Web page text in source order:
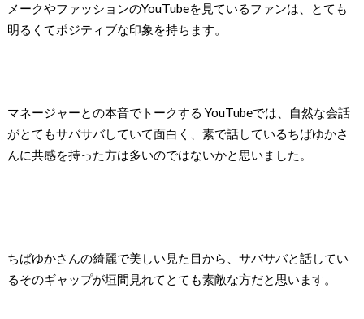
メークやファッションのYouTubeを見ているファンは、とても
明るくてポジティブな印象を持ちます。
マネージャーとの本音でトークする YouTubeでは、自然な会話
がとてもサバサバしていて面白く、素で話しているちばゆかさ
んに共感を持った方は多いのではないかと思いました。
ちばゆかさんの綺麗で美しい見た目から、サバサバと話してい
るそのギャップが垣間見れてとても素敵な方だと思います。